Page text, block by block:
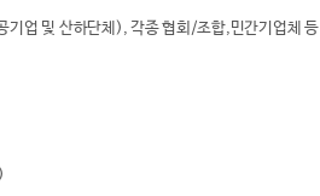
업 및 산하단체), 각종 협회/조합,민간기업체 등